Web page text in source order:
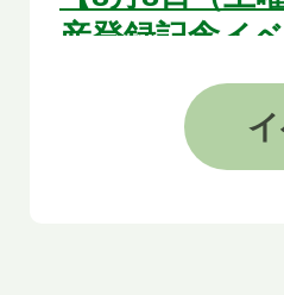
産登録記念イ
2026年08月07
＜8月8日＞囲